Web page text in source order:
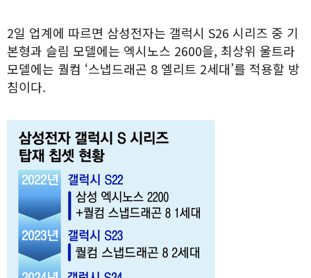
2일 업계에 따르면 삼성전자는 갤럭시 S26 시리즈 중 기
본형과 슬림 모델에는 엑시노스 2600을, 최상위 울트라
모델에는 퀄컴 ‘스냅드래곤 8 엘리트 2세대’를 적용할 방
침이다.